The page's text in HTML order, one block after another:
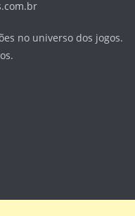
no universo dos jogos.